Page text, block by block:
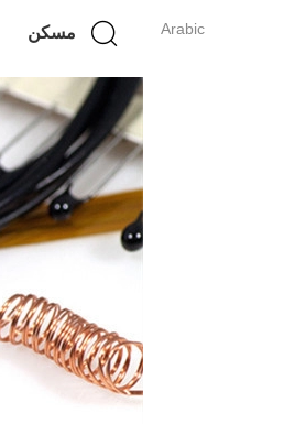
Arabic مسكن